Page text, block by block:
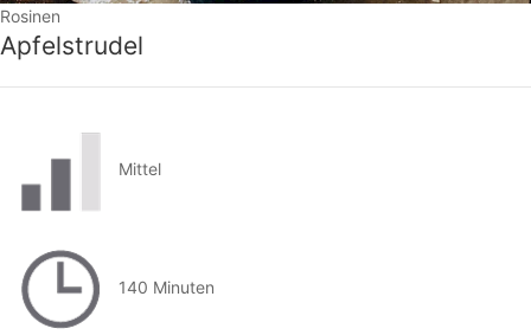
Rosinen
Apfelstrudel
Mittel
140 Minuten